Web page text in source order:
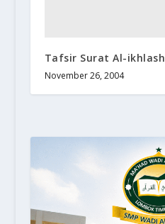
Tafsir Surat Al-ikhlash
November 26, 2004